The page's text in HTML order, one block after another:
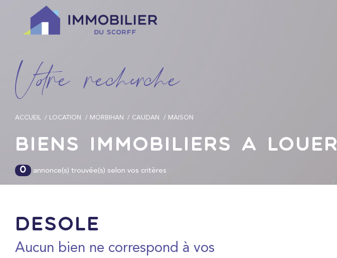
Vore recece
ACCUEIL LOCATION MORBIHAN CAUDAN MAISON
Biens immobiliers à louer
0 annonce(s) trouvée(s) selon vos critères
Désolé
Aucun bien ne correspond à vos